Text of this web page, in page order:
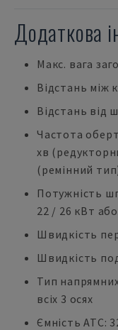
Додаткова
Макс. вага
Відстань між
Відстань від
Частота
хв
(ремінний
Потужність
22 / 26 кВт
Швидкість
Швидкість
Тип
всіх 3 осях
Ємність ATC: